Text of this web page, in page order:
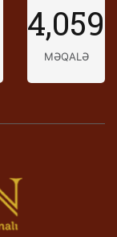
4,059
MƏQALƏ